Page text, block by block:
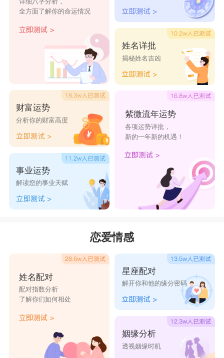
NO.4：金牛座
金牛男一旦找到了真爱会非常珍惜。而且还是
极其负责任的人，他们不会随便开口说要娶你，但
当他们决定开口，是绝对会负责到底，金牛男认为
做比说更重要，他们习惯把对方当家人一样的对
待，虽然有时候甜言蜜语的风度不及格，但情义照
顾的心是不用怀疑的.
星座乐原创文章，转载需注明出处
全方面了解你的命运情况
财富运势
分析你的财富高度
事业运势
解读您的事业天赋
姓名详批
揭秘姓名吉凶
紫微流年运势
各项运势详批，
新的一年新的机遇！
恋爱情感
姓名配对
配对指数分析
了解你们如何相处
星座配对
解开你和他的缘分密码
姻缘分析
透视姻缘时机